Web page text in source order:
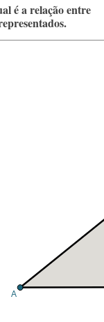
é a relação entre